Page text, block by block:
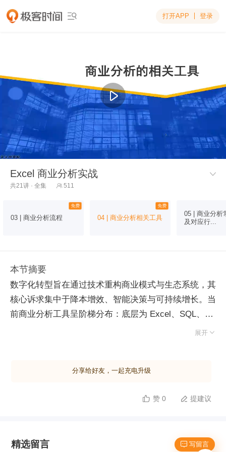
 打开APP 登录
Excel 商业分析实战 
共21讲 · 全集  511
免费
03 | 商业分析流程
免费
04 | 商业分析相关工具
05 | 商业分析
及对应行...
本节摘要
数字化转型旨在通过技术重构商业模式与生态系统，其
核心诉求集中于降本增效、智能决策与可持续增长。当
前商业分析工具呈阶梯分布：底层为 Excel、SQL、
Python 等通用开源工具，凭借低门槛实现广泛普及；
资金实力的头部机构。然而，单纯掌握工具无法解决业
便难以支撑决策。真正的转型需融合“道、术、器”：器
产管理及服务化方面存在显著缺口，尤其是一站式数据
展开 
分享给好友，一起充电升级
 赞 0  提建议
 写留言
精选留言